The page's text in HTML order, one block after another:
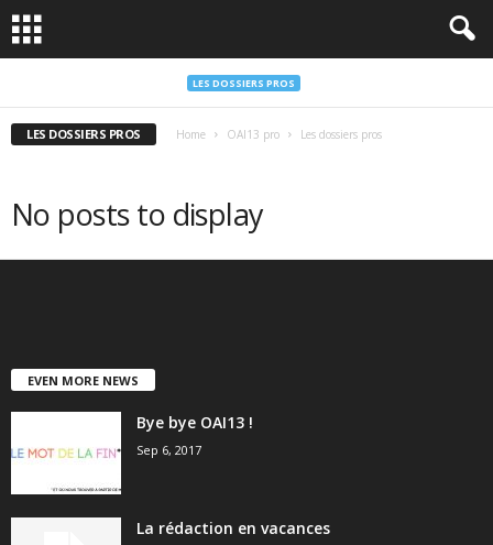
LES DOSSIERS PROS
LES DOSSIERS PROS Home OAI13 pro Les dossiers pros
No posts to display
EVEN MORE NEWS
Bye bye OAI13 !
Sep 6, 2017
La rédaction en vacances